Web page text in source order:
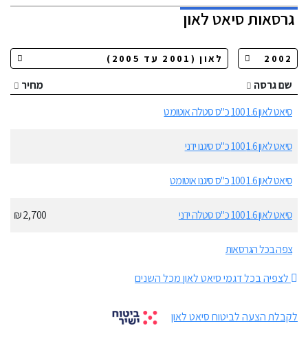
גרסאותסיאט לאון
שם גרסה
מחיר
סיאט לאון 1.6 100 כ"ס סטלה אוטומט
סיאט לאון 1.6 100 כ"ס סיגנו ידני
סיאט לאון 1.6 100 כ"ס סיגנו אוטומט
סיאט לאון 1.6 100 כ"ס סטלה ידני 2,700 ₪
צפה בכל הגרסאות
לצפיה בכל דגמי סיאט לאון מכל השנים
לקבלת הצעה לביטוח סיאט לאון